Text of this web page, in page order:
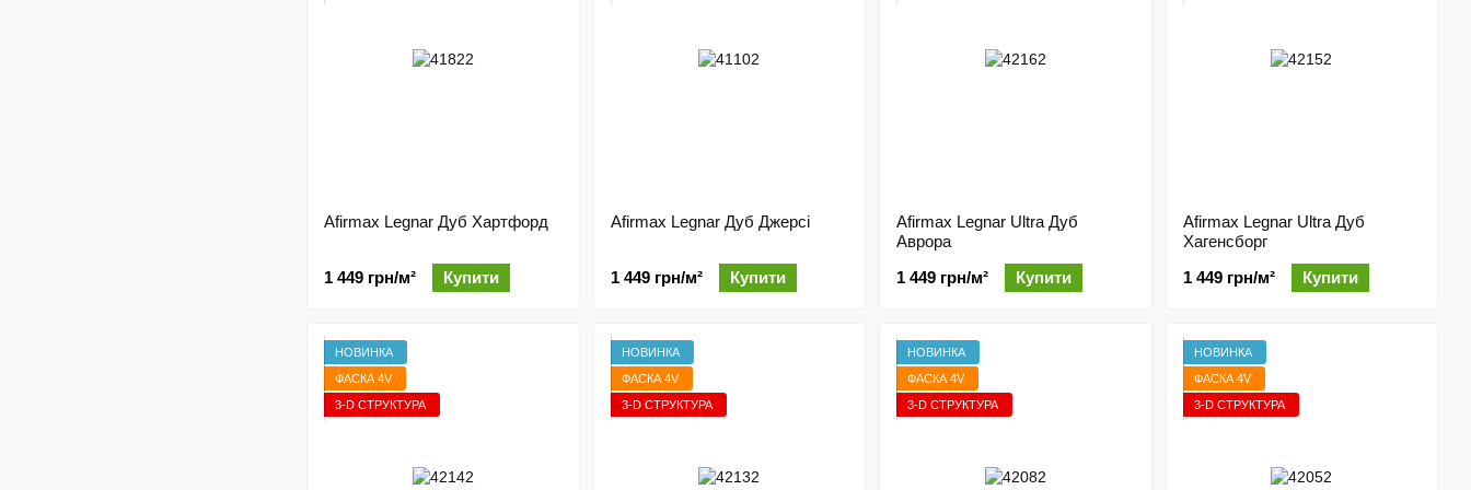
Afirmax Legnar Дуб Хартфорд
1 449 грн/м² Купити
Afirmax Legnar Дуб Джерсі
1 449 грн/м² Купити
Afirmax Legnar Ultra Дуб
Аврора
1 449 грн/м²
Купити
Afirmax Legnar Ultra Дуб
Хагенсборг
1 449 грн/м²
Купити
НОВИНКА
ФАСКА 4V
3-D СТРУКТУРА
НОВИНКА
ФАСКА 4V
3-D СТРУКТУРА
НОВИНКА
ФАСКА 4V
3-D СТРУКТУРА
НОВИНКА
ФАСКА 4V
3-D СТРУКТУРА